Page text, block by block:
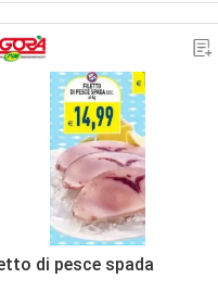
di pesce spada